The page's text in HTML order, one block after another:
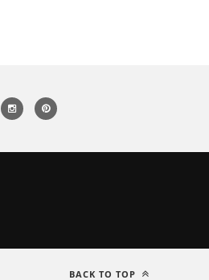
BACK TO TOP